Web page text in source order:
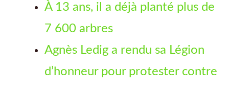
À 13 ans, il a déjà planté plus de
7 600 arbres
Agnès Ledig a rendu sa Légion
d’honneur pour protester contre